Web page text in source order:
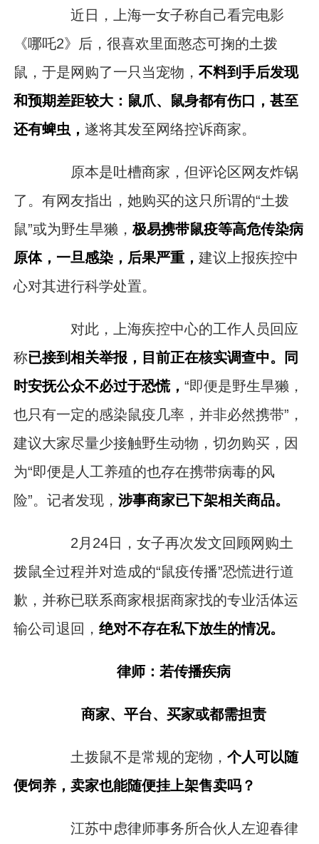
近日，上海一女子称自己看完电影
《哪吒2》后，很喜欢里面憨态可掬的土拨
鼠，于是网购了一只当宠物， 不料到手后发现
和预期差距较大：鼠爪、鼠身都有伤口，甚至
还有蜱虫， 遂将其发至网络控诉商家。
原本是吐槽商家，但评论区网友炸锅
了。有网友指出，她购买的这只所谓的“土拨
鼠”或为野生旱獭，极易携带鼠疫等高危传染病
原体，一旦感染，后果严重， 建议上报疾控中
心对其进行科学处置。
对此，上海疾控中心的工作人员回应
称已接到相关举报，目前正在核实调查中。同
时安抚公众不必过于恐慌， “即便是野生旱獭，
也只有一定的感染鼠疫几率，并非必然携带”，
建议大家尽量少接触野生动物，切勿购买，因
为“即便是人工养殖的也存在携带病毒的风
险”。记者发现， 涉事商家已下架相关商品。
2月24日，女子再次发文回顾网购土
拨鼠全过程并对造成的“鼠疫传播”恐慌进行道
歉，并称已联系商家根据商家找的专业活体运
输公司退回， 绝对不存在私下放生的情况。
律师：若传播疾病
商家、平台、买家或都需担责
土拨鼠不是常规的宠物， 个人可以随
便饲养，卖家也能随便挂上架售卖吗？
江苏中虑律师事务所合伙人左迎春律